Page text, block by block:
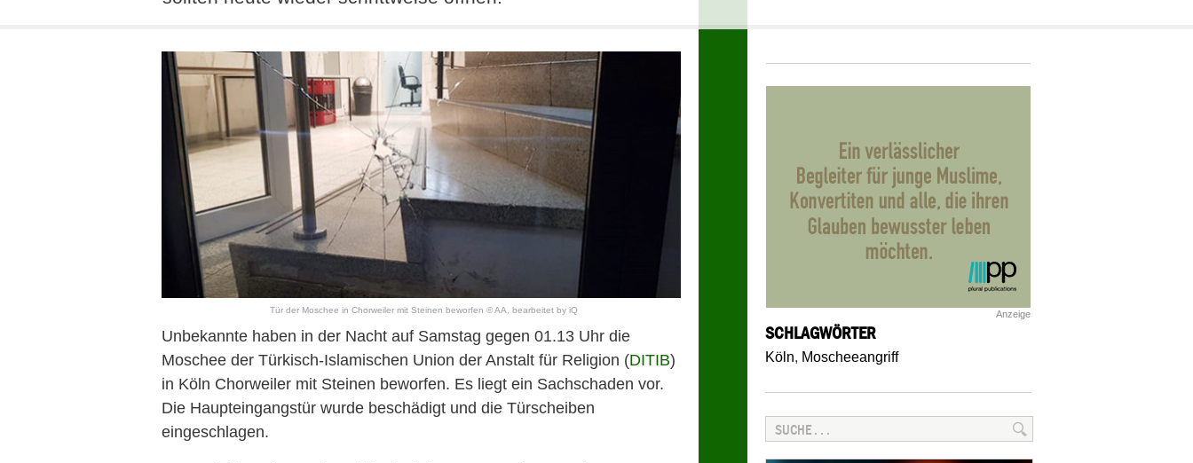
Tür der Moschee in Chorweiler mit Steinen beworfen © AA, bearbeitet by iQ
Unbekannte haben in der Nacht auf Samstag gegen 01.13 Uhr die
Moschee der Türkisch-Islamischen Union der Anstalt für Religion (DITIB)
in Köln Chorweiler mit Steinen beworfen. Es liegt ein Sachschaden vor.
Die Haupteingangstür wurde beschädigt und die Türscheiben
eingeschlagen.
Anzeige
SCHLAGWÖRTER
Köln, Moscheeangriff